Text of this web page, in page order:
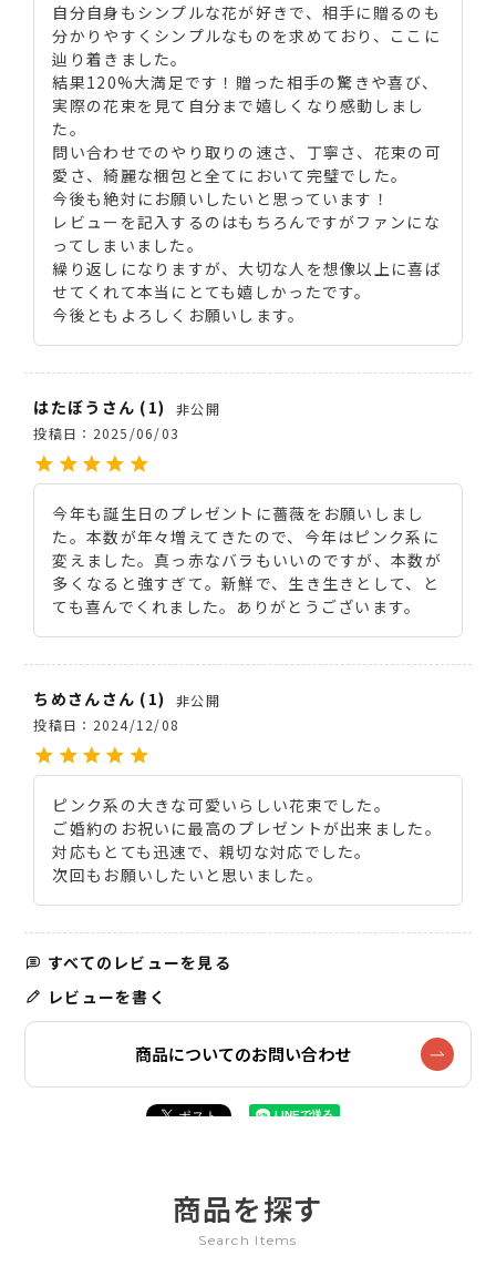
自分自身もシンプルな花が好きで、相手に贈るのも
分かりやすくシンプルなものを求めており、ここに
辿り着きました。
結果120%大満足です！贈った相手の驚きや喜び、
実際の花束を見て自分まで嬉しくなり感動しまし
た。
問い合わせでのやり取りの速さ、丁寧さ、花束の可
愛さ、綺麗な梱包と全てにおいて完璧でした。
今後も絶対にお願いしたいと思っています！
レビューを記入するのはもちろんですがファンにな
ってしまいました。
繰り返しになりますが、大切な人を想像以上に喜ば
せてくれて本当にとても嬉しかったです。
今後ともよろしくお願いします。
はたぼう 1
非公開
投稿日
2025/06/03
今年も誕生日のプレゼントに薔薇をお願いしまし
た。本数が年々増えてきたので、今年はピンク系に
変えました。真っ赤なバラもいいのですが、本数が
多くなると強すぎて。新鮮で、生き生きとして、と
ても喜んでくれました。ありがとうございます。
ちめさん 1
非公開
投稿日
2024/12/08
ピンク系の大きな可愛いらしい花束でした。
ご婚約のお祝いに最高のプレゼントが出来ました。
対応もとても迅速で、親切な対応でした。
次回もお願いしたいと思いました。
すべてのレビューを見る
レビューを書く
商品についてのお問い合わせ
商品を探す
Search Items